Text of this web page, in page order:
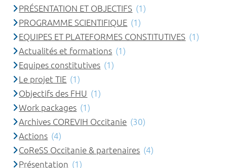
PRÉSENTATION ET OBJECTIFS (1)
PROGRAMME SCIENTIFIQUE (1)
EQUIPES ET PLATEFORMES CONSTITUTIVES (1)
Actualités et formations (1)
Equipes constitutives (1)
Le projet TIE (1)
Objectifs des FHU (1)
Work packages (1)
Archives COREVIH Occitanie (30)
Actions (4)
CoReSS Occitanie & partenaires (4)
Présentation (1)